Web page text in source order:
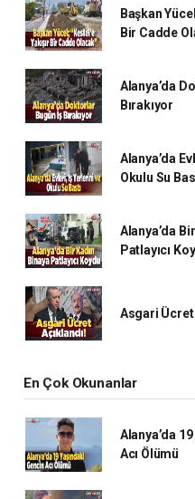
Başkan
Bir Cadde
Alanya’da
Bırakıyor
Alanya’da
Okulu Su
Alanya’da
Patlayıcı
Asgari Ücret
En Çok Okunanlar
Alanya’da
Acı Ölümü